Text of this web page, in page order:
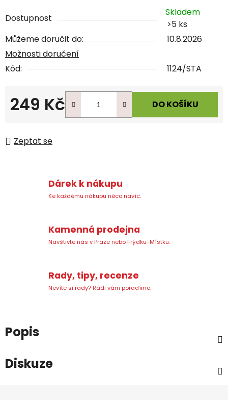
Dostupnost
Skladem
>5 ks
Můžeme doručit do:
10.8.2026
Možnosti doručení
Kód:
1124/STA
249 Kč DO KOŠÍKU
Zeptat se
Dárek k nákupu
Ke každému nákupu něco navíc.
Kamenná prodejna
Navštivte nás v Praze nebo Frýdku-Místku.
Rady, tipy, recenze
Nevíte si rady? Rádi vám poradíme.
Popis
Diskuze